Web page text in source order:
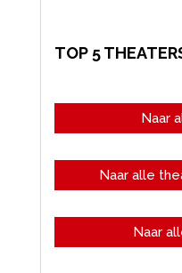
TOP 5
Naar
Naar alle
Naar